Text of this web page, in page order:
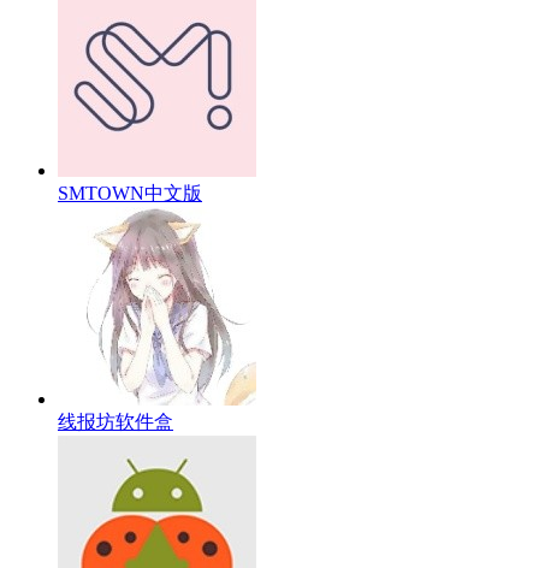
SMTOWN中文版
线报坊软件盒